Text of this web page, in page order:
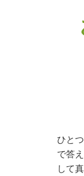
ひと
で答
して